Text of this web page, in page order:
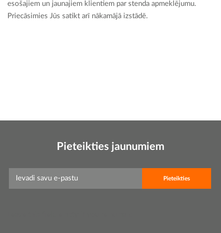
esošajiem un jaunajiem klientiem par stenda apmeklējumu.
Priecāsimies Jūs satikt arī nākamājā izstādē.
Pieteikties jaunumiem